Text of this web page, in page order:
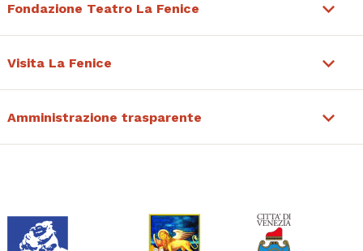
Fondazione Teatro La Fenice
Visita La Fenice
Amministrazione trasparente